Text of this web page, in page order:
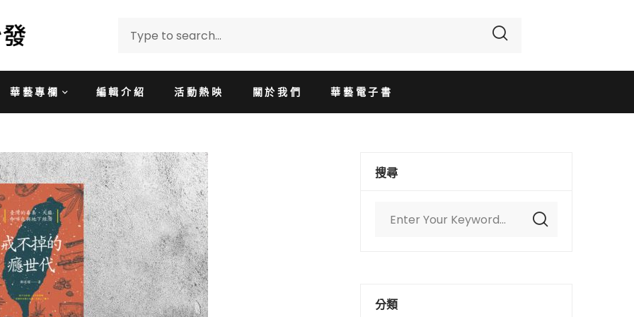
華藝專欄 編輯介紹 活動熱映 關於我們 華藝電子書
搜尋
分類